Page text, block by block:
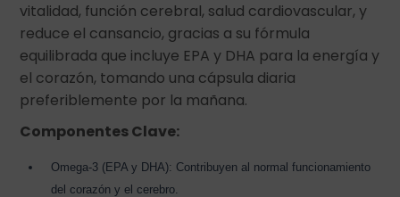
vitalidad, función cerebral, salud cardiovascular, y
reduce el cansancio, gracias a su fórmula
equilibrada que incluye EPA y DHA para la energía y
el corazón, tomando una cápsula diaria
preferiblemente por la mañana.
Componentes Clave:
Omega-3 (EPA y DHA): Contribuyen al normal funcionamiento
del corazón y el cerebro.